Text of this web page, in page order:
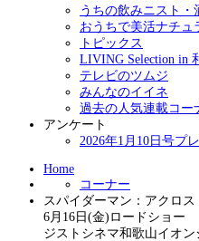
うちの飲みニスト・
おうちで美活ナチュ
トピックス
LIVING Selection in
テレビのツムジ
みんなのイイネ
過去の人気連載コー
アンケート
2026年1月10日号プ
Home
コーナー
スパイダーマン：アクロ
6月16日(金)ロードショー
ジストシネマ和歌山イオン